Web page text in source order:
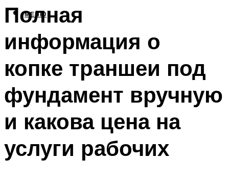
МЕНЮ
Полная
информация о
копке траншеи под
фундамент вручную
и какова цена на
услуги рабочих